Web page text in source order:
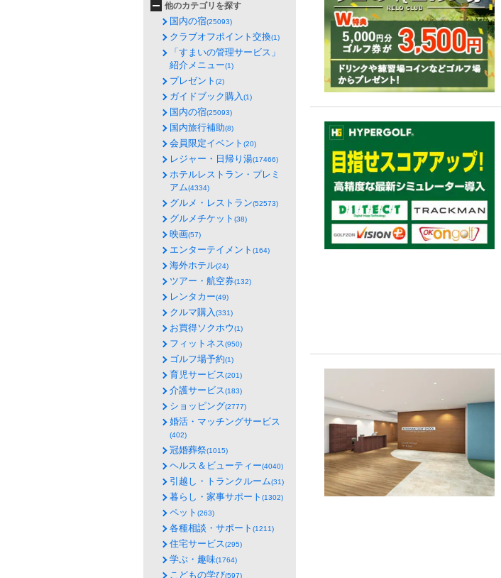
他のカテゴリを探す
国内の宿(25093)
クラブオフポイント交換(1)
「すまいの管理サービス」
紹介メニュー(1)
プレゼント (2)
ガイドブック購入(1)
国内の宿(25093)
国内旅行補助(8)
会員限定イベント (20)
レジャー・日帰り湯(17466)
ホテルレストラン・プレミ
アム(4334)
グルメ・レストラン(52573)
グルメチケット (38)
映画(57)
エンターテイメント (164)
海外ホテル(24)
ツアー・航空券(132)
レンタカー(49)
クルマ購入(331)
お買得ソクホウ(1)
フィットネス(950)
ゴルフ場予約(1)
育児サービス(201)
介護サービス(183)
ショッピング(2777)
婚活・マッチングサービス
(402)
冠婚葬祭(1015)
ヘルス＆ビューティー(4040)
引越し・トランクルーム(31)
暮らし・家事サポート (1302)
ペット (263)
各種相談・サポート (1211)
住宅サービス(295)
学ぶ・趣味(1764)
こどもの学び(597)